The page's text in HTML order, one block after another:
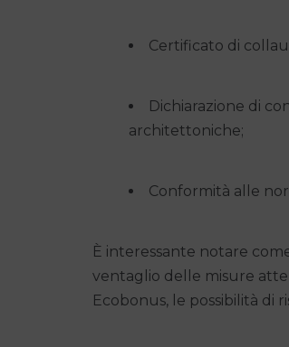
Certificato di
Dichiarazione di
architettoniche;
Conformità alle
È interessante notare
ventaglio delle misure
Ecobonus, le possibilità di